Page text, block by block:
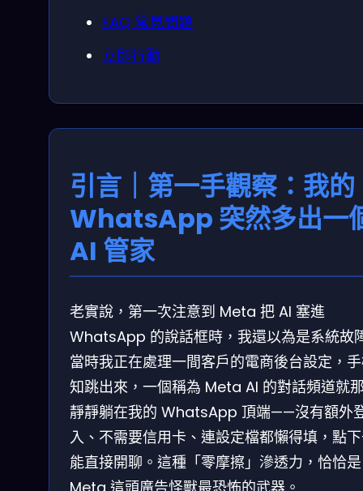
FAQ 常見問題
立即行動
引言｜第一手觀察：我的
WhatsApp 突然多出一
AI 管家
老實說，第一次注意到 Meta 把 AI 塞進
WhatsApp 的說話框時，我還以為是系統故
當時我正在處理一間客戶的電商後台設定，
知跳出來，一個稱為 Meta AI 的對話頻道就
靜靜躺在我的 WhatsApp 頂端——沒有額外
入、不需要信用卡、連設定檔都懶得填，點
能直接開聊。這種「零摩擦」滲透力，恰恰是